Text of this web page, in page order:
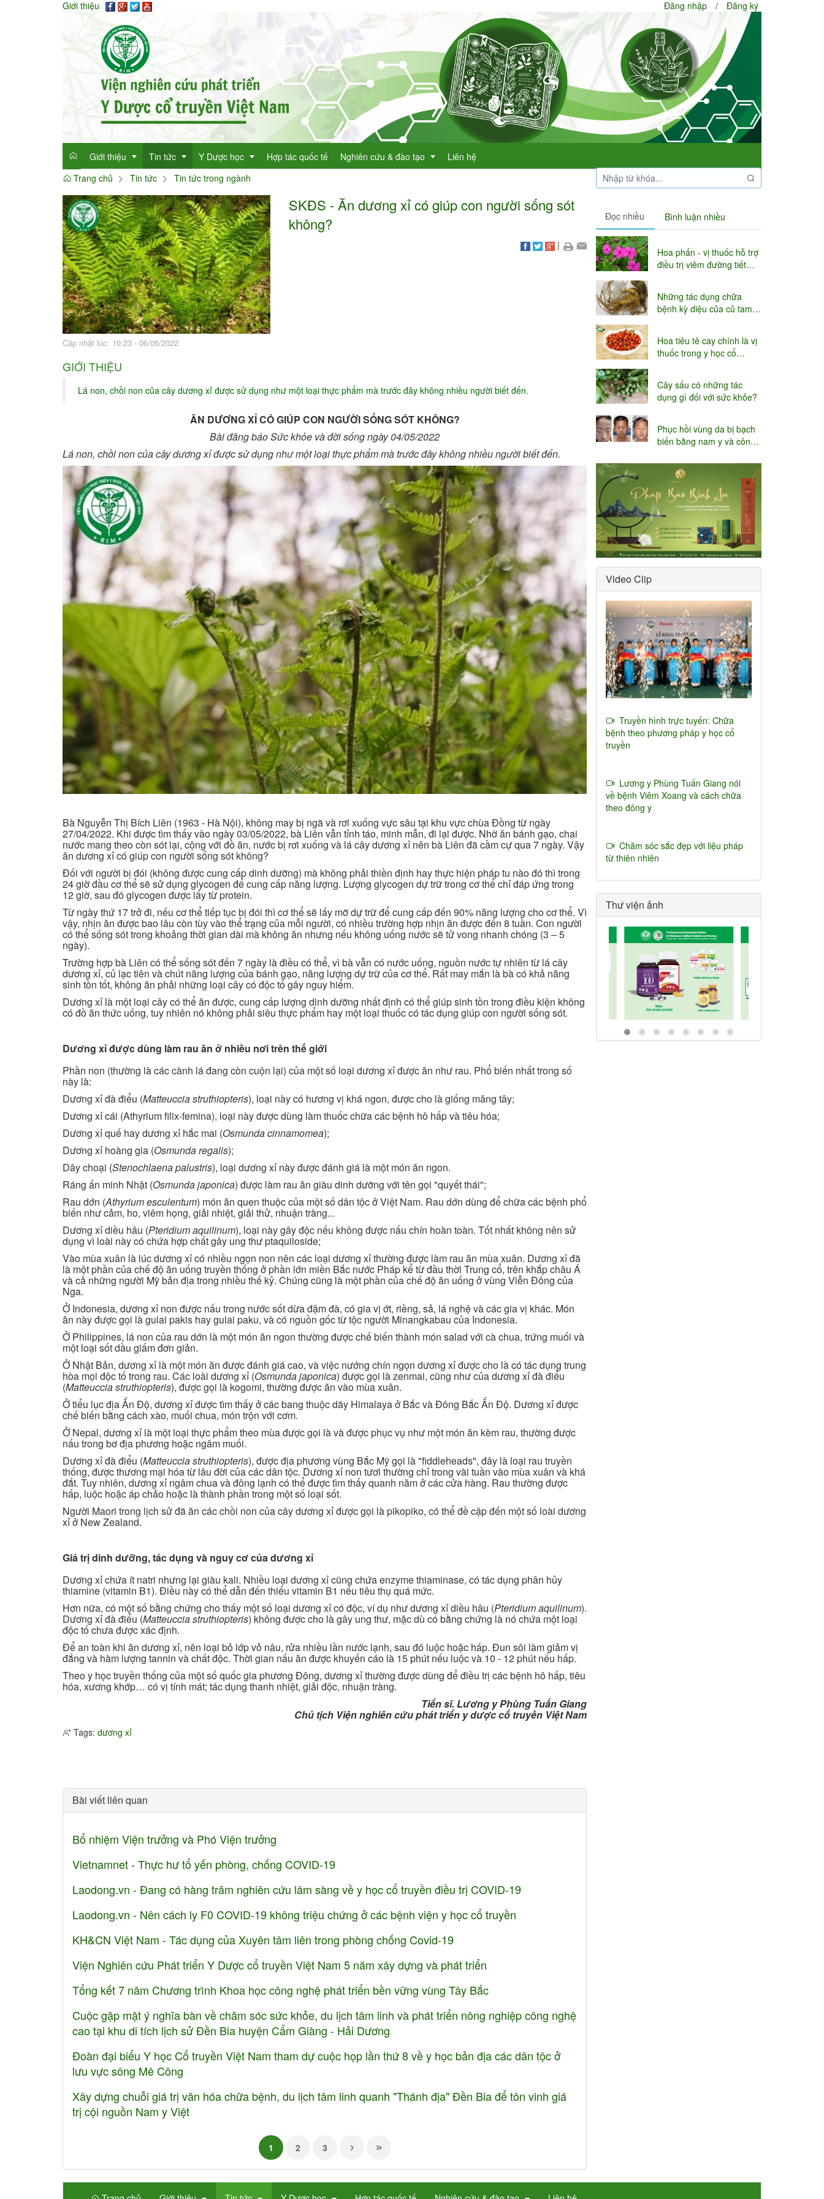
Giới thiệu Đăng nhập / Đăng ký
Giới thiệu
Giới thiệu
Mục đích
Chức năng nhiệm vụ
Tin tức
Tin tức tổng hợp
Tin tức trong ngành
Y Dược học
Thông tin y học
Cây thuốc quý Danh lục cây thuốc
Danh lục cây thuốc Việt Nam
Làm đẹp với thảo dược
Bài thuốc hay
Sức khỏe ngàn vàng
Hợp tác quốc tế Nghiên cứu & đào tạo
Dự án KHCN
Liên hệ
Trang chủ
Tin tức Tin tức trong ngành
Cập nhật lúc: 10:23 - 06/05/2022
SKĐS - Ăn dương xỉ có giúp con người sống sót
không?
|
GIỚI THIỆU
Lá non, chồi non của cây dương xỉ được sử dụng như một loại thực phẩm mà trước đây không nhiều người biết đến.
ĂN DƯƠNG XỈ CÓ GIÚP CON NGƯỜI SỐNG SÓT KHÔNG?
Bài đăng báo Sức khỏe và đời sống ngày 04/05/2022
Lá non, chồi non của cây dương xỉ được sử dụng như một loại thực phẩm mà trước đây không nhiều người biết đến.
Bà Nguyễn Thị Bích Liên (1963 - Hà Nội), không may bị ngã và rơi xuống vực sâu tại khu vực chùa Đồng từ ngày
27/04/2022. Khi được tìm thấy vào ngày 03/05/2022, bà Liên vẫn tỉnh táo, minh mẫn, đi lại được. Nhờ ăn bánh gạo, chai
nước mang theo còn sót lại, cộng với đồ ăn, nước bị rơi xuống và lá cây dương xỉ nên bà Liên đã cầm cự qua 7 ngày. Vậy
ăn dương xỉ có giúp con người sống sót không?
Đối với người bị đói (không được cung cấp dinh dưỡng) mà không phải thiền định hay thực hiện pháp tu nào đó thì trong
24 giờ đầu cơ thể sẽ sử dụng glycogen để cung cấp năng lượng. Lượng glycogen dự trữ trong cơ thể chỉ đáp ứng trong
12 giờ, sau đó glycogen được lấy từ protein.
Từ ngày thứ 17 trở đi, nếu cơ thể tiếp tục bị đói thì cơ thể sẽ lấy mỡ dự trữ để cung cấp đến 90% năng lượng cho cơ thể. Vì
vậy, nhịn ăn được bao lâu còn tùy vào thể trạng của mỗi người, có nhiều trường hợp nhịn ăn được đến 8 tuần. Con người
có thể sống sót trong khoảng thời gian dài mà không ăn nhưng nếu không uống nước sẽ tử vong nhanh chóng (3 – 5
ngày).
Trường hợp bà Liên có thể sống sót đến 7 ngày là điều có thể, vì bà vẫn có nước uống, nguồn nước tự nhiên từ lá cây
dương xỉ, củ lạc tiên và chút năng lượng của bánh gạo, năng lượng dự trữ của cơ thể. Rất may mắn là bà có khả năng
sinh tồn tốt, không ăn phải những loại cây có độc tố gây nguy hiểm.
Dương xỉ là một loại cây có thể ăn được, cung cấp lượng dinh dưỡng nhất định có thể giúp sinh tồn trong điều kiện không
có đồ ăn thức uống, tuy nhiên nó không phải siêu thực phẩm hay một loại thuốc có tác dụng giúp con người sống sót.
Dương xỉ được dùng làm rau ăn ở nhiều nơi trên thế giới
Phần non (thường là các cành lá đang còn cuộn lại) của một số loại dương xỉ được ăn như rau. Phổ biến nhất trong số
này là:
Dương xỉ đà điểu (Matteuccia struthiopteris), loại này có hương vị khá ngon, được cho là giống măng tây;
Dương xỉ cái (Athyrium filix-femina), loại này được dùng làm thuốc chữa các bệnh hô hấp và tiêu hóa;
Dương xỉ quế hay dương xỉ hắc mai (Osmunda cinnamomea);
Dương xỉ hoàng gia (Osmunda regalis);
Dây choại (Stenochlaena palustris), loại dương xỉ này được đánh giá là một món ăn ngon.
Ráng ấn minh Nhật (Osmunda japonica) được làm rau ăn giàu dinh dưỡng với tên gọi "quyết thái";
Rau dớn (Athyrium esculentum) món ăn quen thuộc của một số dân tộc ở Việt Nam. Rau dớn dùng để chữa các bệnh phổ
biến như cảm, ho, viêm họng, giải nhiệt, giải thử, nhuận tràng...
Dương xỉ diều hâu (Pteridium aquilinum), loại này gây độc nếu không được nấu chín hoàn toàn. Tốt nhất không nên sử
dụng vì loài này có chứa hợp chất gây ung thư ptaquiloside;
Vào mùa xuân là lúc dương xỉ có nhiều ngọn non nên các loại dương xỉ thường được làm rau ăn mùa xuân. Dương xỉ đã
là một phần của chế độ ăn uống truyền thống ở phần lớn miền Bắc nước Pháp kể từ đầu thời Trung cổ, trên khắp châu Á
và cả những người Mỹ bản địa trong nhiều thế kỷ. Chúng cũng là một phần của chế độ ăn uống ở vùng Viễn Đông của
Nga.
Ở Indonesia, dương xỉ non được nấu trong nước sốt dừa đậm đà, có gia vị ớt, riềng, sả, lá nghệ và các gia vị khác. Món
ăn này được gọi là gulai pakis hay gulai paku, và có nguồn gốc từ tộc người Minangkabau của Indonesia.
Ở Philippines, lá non của rau dớn là một món ăn ngon thường được chế biến thành món salad với cà chua, trứng muối và
một loại sốt dầu giấm đơn giản.
Ở Nhật Bản, dương xỉ là một món ăn được đánh giá cao, và việc nướng chín ngọn dương xỉ được cho là có tác dụng trung
hòa mọi độc tố trong rau. Các loài dương xỉ (Osmunda japonica) được gọi là zenmai, cũng như của dương xỉ đà điểu
(Matteuccia struthiopteris), được gọi là kogomi, thường được ăn vào mùa xuân.
Ở tiểu lục địa Ấn Độ, dương xỉ được tìm thấy ở các bang thuộc dãy Himalaya ở Bắc và Đông Bắc Ấn Độ. Dương xỉ được
chế biến bằng cách xào, muối chua, món trộn với cơm.
Ở Nepal, dương xỉ là một loại thực phẩm theo mùa được gọi là và được phục vụ như một món ăn kèm rau, thường được
nấu trong bơ địa phương hoặc ngâm muối.
Dương xỉ đà điểu (Matteuccia struthiopteris), được địa phương vùng Bắc Mỹ gọi là "fiddleheads", đây là loại rau truyền
thống, được thương mại hóa từ lâu đời của các dân tộc. Dương xỉ non tươi thường chỉ trong vài tuần vào mùa xuân và khá
đắt. Tuy nhiên, dương xỉ ngâm chua và đông lạnh có thể được tìm thấy quanh năm ở các cửa hàng. Rau thường được
hấp, luộc hoặc áp chảo hoặc là thành phần trong một số loại sốt.
Người Maori trong lịch sử đã ăn các chồi non của cây dương xỉ được gọi là pikopiko, có thể đề cập đến một số loài dương
xỉ ở New Zealand.
Giá trị dinh dưỡng, tác dụng và nguy cơ của dương xỉ
Dương xỉ chứa ít natri nhưng lại giàu kali. Nhiều loại dương xỉ cũng chứa enzyme thiaminase, có tác dụng phân hủy
thiamine (vitamin B1). Điều này có thể dẫn đến thiếu vitamin B1 nếu tiêu thụ quá mức.
Hơn nữa, có một số bằng chứng cho thấy một số loại dương xỉ có độc, ví dụ như dương xỉ diều hâu (Pteridium aquilinum).
Dương xỉ đà điểu (Matteuccia struthiopteris) không được cho là gây ung thư, mặc dù có bằng chứng là nó chứa một loại
độc tố chưa được xác định.
Để an toàn khi ăn dương xỉ, nên loại bỏ lớp vỏ nâu, rửa nhiều lần nước lạnh, sau đó luộc hoặc hấp. Đun sôi làm giảm vị
đắng và hàm lượng tannin và chất độc. Thời gian nấu ăn được khuyến cáo là 15 phút nếu luộc và 10 - 12 phút nếu hấp.
Theo y học truyền thống của một số quốc gia phương Đông, dương xỉ thường được dùng để điều trị các bệnh hô hấp, tiêu
hóa, xương khớp… có vị tính mát; tác dụng thanh nhiệt, giải độc, nhuận tràng.
Tiến sĩ. Lương y Phùng Tuấn Giang
Chủ tịch Viện nghiên cứu phát triển y dược cổ truyền Việt Nam
Tags: dương xỉ
Bài viết liên quan
Bổ nhiệm Viện trưởng và Phó Viện trưởng
Vietnamnet - Thực hư tổ yến phòng, chống COVID-19
Laodong.vn - Đang có hàng trăm nghiên cứu lâm sàng về y học cổ truyền điều trị COVID-19
Laodong.vn - Nên cách ly F0 COVID-19 không triệu chứng ở các bệnh viện y học cổ truyền
KH&CN Việt Nam - Tác dụng của Xuyên tâm liên trong phòng chống Covid-19
Viện Nghiên cứu Phát triển Y Dược cổ truyền Việt Nam 5 năm xây dựng và phát triển
Tổng kết 7 năm Chương trình Khoa học công nghệ phát triển bền vững vùng Tây Bắc
Cuộc gặp mặt ý nghĩa bàn về chăm sóc sức khỏe, du lịch tâm linh và phát triển nông nghiệp công nghệ
cao tại khu di tích lịch sử Đền Bia huyện Cẩm Giàng - Hải Dương
Đoàn đại biểu Y học Cổ truyền Việt Nam tham dự cuộc họp lần thứ 8 về y học bản địa các dân tộc ở
lưu vực sông Mê Công
Xây dựng chuỗi giá trị văn hóa chữa bệnh, du lịch tâm linh quanh "Thánh địa" Đền Bia để tôn vinh giá
trị cội nguồn Nam y Việt
1 2 3
Đọc nhiều Bình luận nhiều
Hoa phấn - vị thuốc hỗ trợ
điều trị viêm đường tiết
Những tác dụng chữa
bệnh kỳ diệu của củ tam
Hoa tiêu tê cay chính là vị
thuốc trong y học cổ
Cây sấu có những tác
dụng gì đối với sức khỏe?
Phục hồi vùng da bị bạch
biến bằng nam y và công
Video Clip
Truyền hình trực tuyến: Chữa
bệnh theo phương pháp y học cổ
truyền
Lương y Phùng Tuấn Giang nói
về bệnh Viêm Xoang và cách chữa
theo đông y
Chăm sóc sắc đẹp với liệu pháp
từ thiên nhiên
Thư viện ảnh